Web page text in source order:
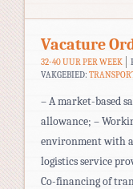
Vacature
32-40 UUR PER WEEK
VAKGEBIED:
– A market-based
allowance; –
environment with
logistics service
Co-financing of